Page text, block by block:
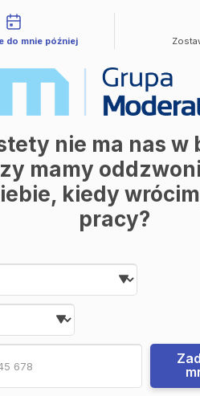
do mnie później
nie ma nas w
mamy
kiedy
pracy?
Date and time
Wybierz
Numer
Podaj